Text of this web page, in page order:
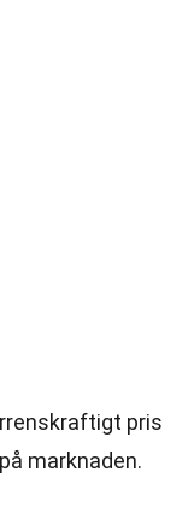
pris
marknaden.